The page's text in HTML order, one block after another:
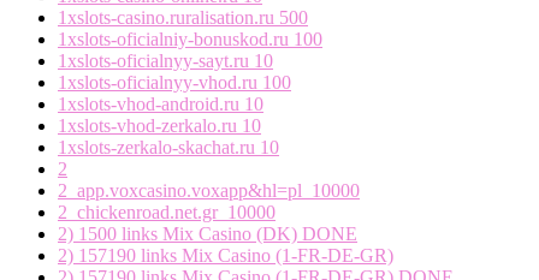
1xslots-casino.ruralisation.ru 500
1xslots-oficialniy-bonuskod.ru 100
1xslots-oficialnyy-sayt.ru 10
1xslots-oficialnyy-vhod.ru 100
1xslots-vhod-android.ru 10
1xslots-vhod-zerkalo.ru 10
1xslots-zerkalo-skachat.ru 10
2
2_app.voxcasino.voxapp&hl=pl_10000
2_chickenroad.net.gr_10000
2) 1500 links Mix Casino (DK) DONE
2) 157190 links Mix Casino (1-FR-DE-GR)